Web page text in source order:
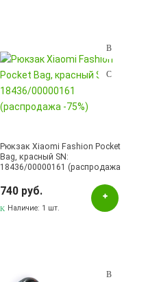
Рюкзак Xiaomi Fashion Pocket
Bag, красный SN:
18436/00000161 (распродажа
740 руб.
Наличие: 1 шт.